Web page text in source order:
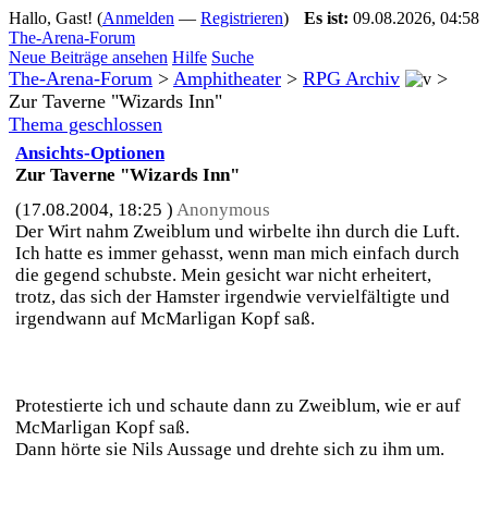
Es ist: 09.08.2026, 04:58
Hallo, Gast! (Anmelden — Registrieren)
The-Arena-Forum
Neue Beiträge ansehen Hilfe Suche
The-Arena-Forum > Amphitheater > RPG Archiv
>
Zur Taverne "Wizards Inn"
Thema geschlossen
Ansichts-Optionen
Zur Taverne "Wizards Inn"
(17.08.2004, 18:25 ) Anonymous
Der Wirt nahm Zweiblum und wirbelte ihn durch die Luft.
Ich hatte es immer gehasst, wenn man mich einfach durch
die gegend schubste. Mein gesicht war nicht erheitert,
trotz, das sich der Hamster irgendwie vervielfältigte und
irgendwann auf McMarligan Kopf saß.
Protestierte ich und schaute dann zu Zweiblum, wie er auf
McMarligan Kopf saß.
Dann hörte sie Nils Aussage und drehte sich zu ihm um.